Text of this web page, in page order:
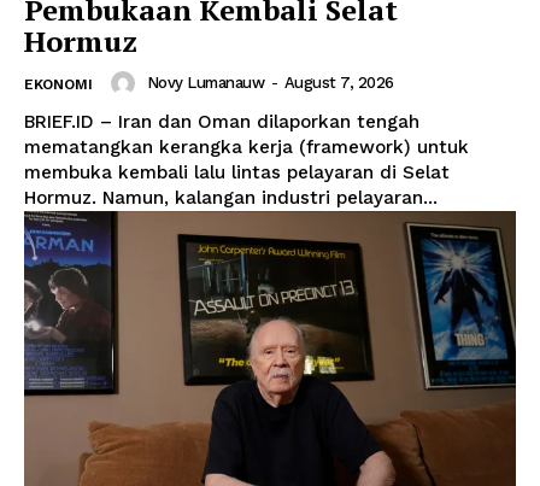
Pembukaan Kembali Selat
Hormuz
EKONOMI Novy Lumanauw - August 7, 2026
BRIEF.ID – Iran dan Oman dilaporkan tengah
mematangkan kerangka kerja (framework) untuk
membuka kembali lalu lintas pelayaran di Selat
Hormuz. Namun, kalangan industri pelayaran...